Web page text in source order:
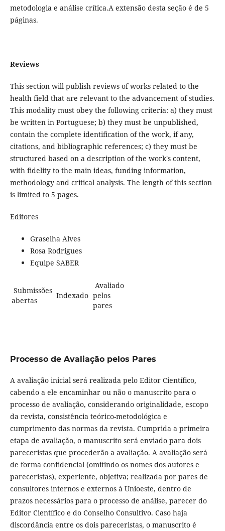
metodologia e análise crítica.A extensão desta seção é de 5
páginas.
Reviews
This section will publish reviews of works related to the
health field that are relevant to the advancement of studies.
This modality must obey the following criteria: a) they must
be written in Portuguese; b) they must be unpublished,
contain the complete identification of the work, if any,
citations, and bibliographic references; c) they must be
structured based on a description of the work's content,
with fidelity to the main ideas, funding information,
methodology and critical analysis. The length of this section
is limited to 5 pages.
Editores
Graselha Alves
Rosa Rodrigues
Equipe SABER
Submissões
abertas
Indexado
Avaliado
pelos
pares
Processo de Avaliação pelos Pares
A avaliação inicial será realizada pelo Editor Científico,
cabendo a ele encaminhar ou não o manuscrito para o
processo de avaliação, considerando originalidade, escopo
da revista, consistência teórico-metodológica e
cumprimento das normas da revista. Cumprida a primeira
etapa de avaliação, o manuscrito será enviado para dois
pareceristas que procederão a avaliação. A avaliação será
de forma confidencial (omitindo os nomes dos autores e
pareceristas), experiente, objetiva; realizada por pares de
consultores internos e externos à Unioeste, dentro de
prazos necessários para o processo de análise, parecer do
Editor Científico e do Conselho Consultivo. Caso haja
discordância entre os dois pareceristas, o manuscrito é